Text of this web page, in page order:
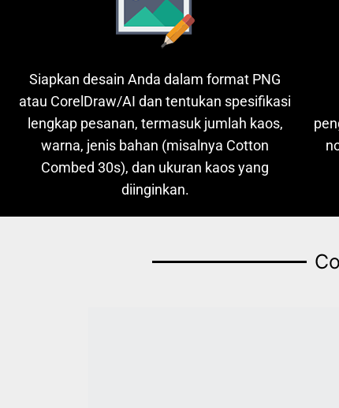
Siapkan desain Anda dalam format PNG
atau CorelDraw/AI dan tentukan spesifikasi
lengkap pesanan, termasuk jumlah kaos,
warna, jenis bahan (misalnya Cotton
Combed 30s), dan ukuran kaos yang
diinginkan.